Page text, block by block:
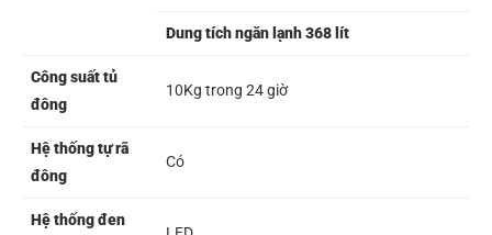
Dung tích ngăn lạnh 368 lít
Công suất tủ
đông
10Kg trong 24 giờ
Hệ thống tự rã
đông
Có
Hệ thống đen